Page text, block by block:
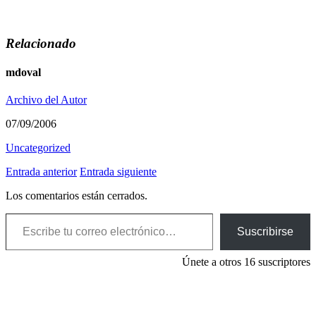
Relacionado
mdoval
Archivo del Autor
07/09/2006
Uncategorized
Entrada anterior Entrada siguiente
Los comentarios están cerrados.
Escribe tu correo electrónico…
Suscribirse
Únete a otros 16 suscriptores